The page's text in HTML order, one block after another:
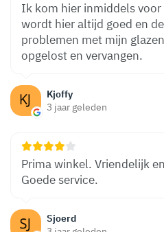
Kjoffy
3 jaar geleden
Ik kom hier inmiddels
wordt hier altijd goed en
problemen met mijn
opgelost en vervangen.
Sjoerd
Prima winkel. Vriendelijk
Goede service.